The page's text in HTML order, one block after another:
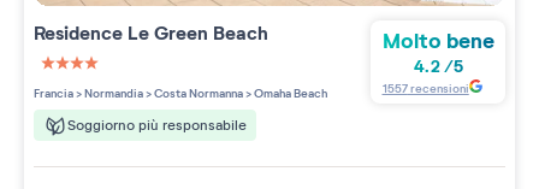
Residence Le Green Beach
4 étoiles sur 5
Francia>Normandia>Costa Normanna>Omaha Beach
Soggiorno più responsabile
Molto bene
4.2/5
1557recensioni